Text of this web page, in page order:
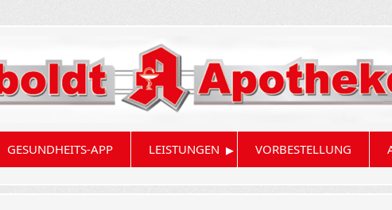
GESUNDHEITS-APP LEISTUNGEN ▸ VORBESTELLUNG